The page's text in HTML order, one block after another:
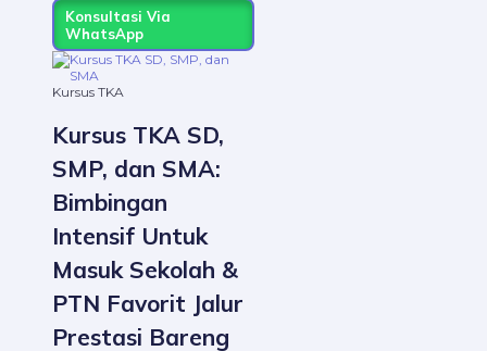
Konsultasi Via
WhatsApp
Kursus TKA
Kursus TKA SD,
SMP, dan SMA:
Bimbingan
Intensif Untuk
Masuk Sekolah &
PTN Favorit Jalur
Prestasi Bareng